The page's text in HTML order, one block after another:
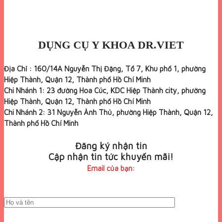
DỤNG CỤ Y KHOA DR.VIET
Địa Chỉ : 160/14A Nguyễn Thị Đặng, Tổ 7, Khu phố 1, phường
Hiệp Thành, Quận 12, Thành phố Hồ Chí Minh
Chi Nhánh 1: 23 đường Hoa Cúc, KDC Hiệp Thành city, phường
Hiệp Thành, Quận 12, Thành phố Hồ Chí Minh
Chi Nhánh 2: 31 Nguyễn Ảnh Thủ, phường Hiệp Thành, Quận 12,
Thành phố Hồ Chí Minh
Đăng ký nhận tin
Cập nhận tin tức khuyến mãi!
Email của bạn: